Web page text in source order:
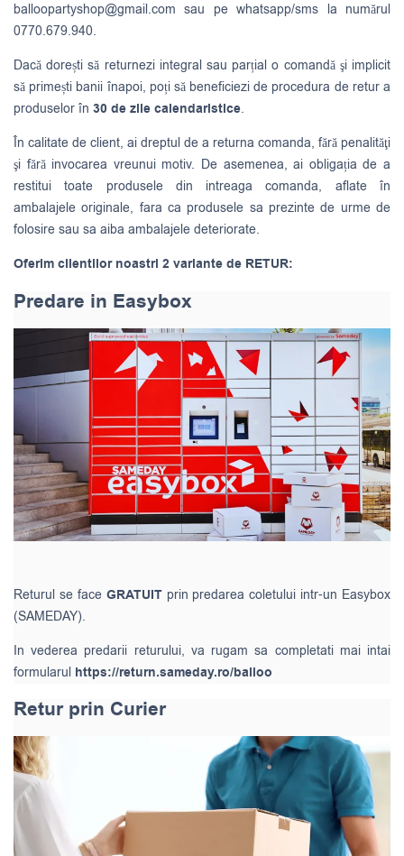
balloopartyshop@gmail.com sau pe whatsapp/sms la numărul
0770.679.940.
Dacă dorești să returnezi integral sau parțial o comandă şi implicit
să primești banii înapoi, poți să beneficiezi de procedura de retur a
produselor în 30 de zile calendaristice.
În calitate de client, ai dreptul de a returna comanda, fără penalităţi
şi fără invocarea vreunui motiv. De asemenea, ai obligația de a
restitui toate produsele din intreaga comanda, aflate în
ambalajele originale, fara ca produsele sa prezinte de urme de
folosire sau sa aiba ambalajele deteriorate.
Oferim clientilor noastri 2 variante de RETUR:
Predare in Easybox
Returul se face GRATUIT prin predarea coletului intr-un Easybox
(SAMEDAY).
In vederea predarii returului, va rugam sa completati mai intai
formularul https://return.sameday.ro/balloo
Retur prin Curier